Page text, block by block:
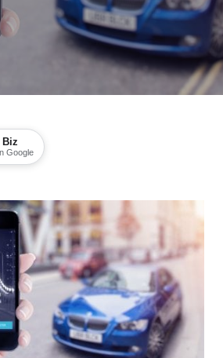
Biz
Google
siguranța femeilor